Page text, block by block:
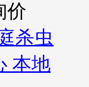
价